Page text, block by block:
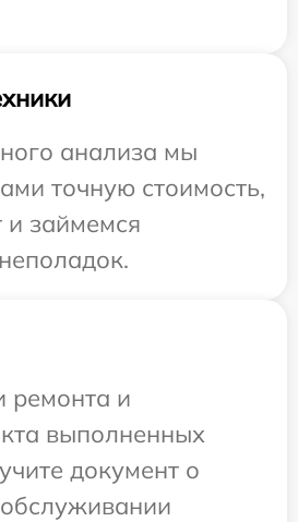
анализа мы
точную стоимость,
и займемся
ремонта и
выполненных
документ о